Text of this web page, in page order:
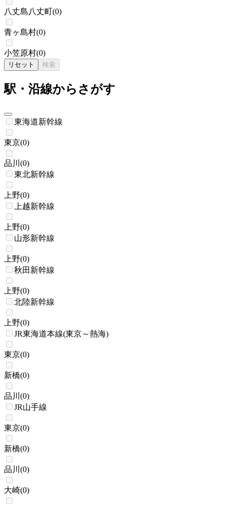
八丈島八丈町(0)
青ヶ島村(0)
小笠原村(0)
リセット 検索
駅・沿線からさがす
東海道新幹線
東京(0)
品川 (0)
東北新幹線
上野(0)
上越新幹線
上野(0)
山形新幹線
上野(0)
秋田新幹線
上野(0)
北陸新幹線
上野(0)
JR東海道本線(東京～熱海)
東京(0)
新橋(0)
品川 (0)
JR山手線
東京(0)
新橋(0)
品川 (0)
大崎(0)